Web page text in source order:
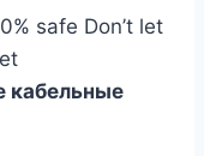
safe Don’t let
кабельные